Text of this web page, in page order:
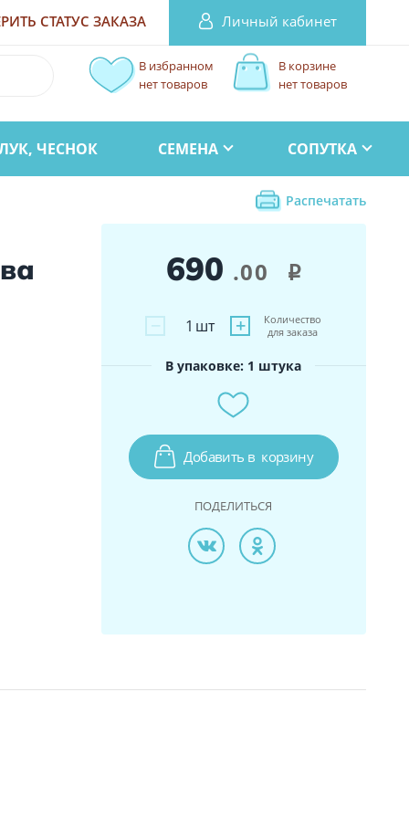
СТАТУС ЗАКАЗА Личный кабинет
В корзине
нет товаров
В избранном
нет товаров
ЧЕСНОК СЕМЕНА СОПУТКА
Распечатать
690 .00 i
− +
1 шт
Количество
для заказа
В упаковке: 1 штука
Добавить в корзину
ПОДЕЛИТЬСЯ